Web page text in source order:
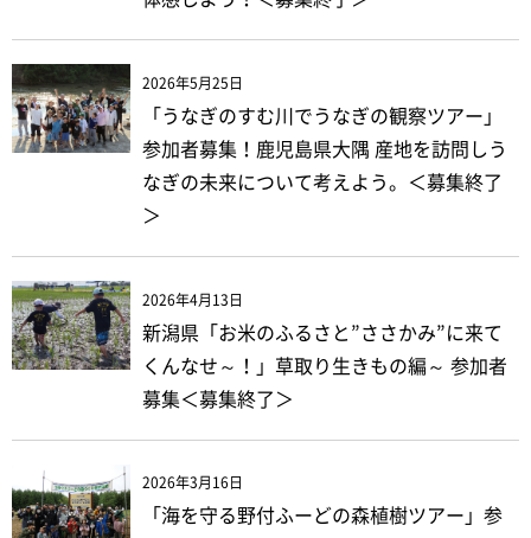
2026年5月25日
「うなぎのすむ川でうなぎの観察ツアー」
参加者募集！鹿児島県大隅 産地を訪問しう
なぎの未来について考えよう。＜募集終了
＞
2026年4月13日
新潟県「お米のふるさと”ささかみ”に来て
くんなせ～！」草取り生きもの編～ 参加者
募集＜募集終了＞
2026年3月16日
「海を守る野付ふーどの森植樹ツアー」参